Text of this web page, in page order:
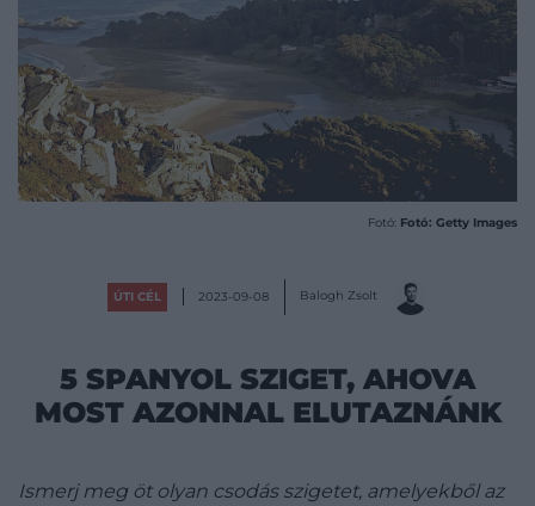
Fotó: Fotó: Getty Images
ÚTI CÉL 2023-09-08 Balogh Zsolt
5 SPANYOL SZIGET, AHOVA
MOST AZONNAL ELUTAZNÁNK
Ismerj meg öt olyan csodás szigetet, amelyekből az